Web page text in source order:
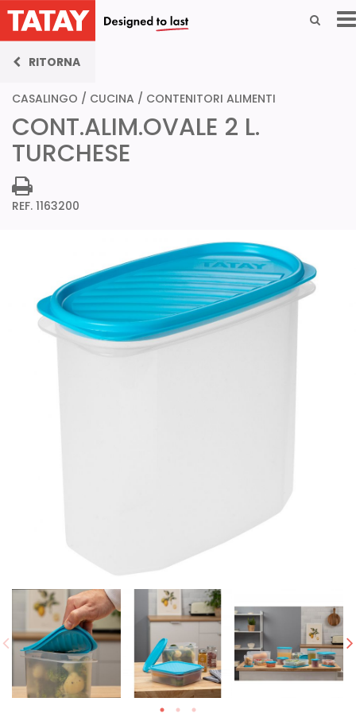
RITORNA
CASALINGO / CUCINA / CONTENITORI ALIMENTI
CONT.ALIM.OVALE 2 L.
TURCHESE
REF. 1163200